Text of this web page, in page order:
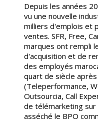
Depuis les années
vu une nouvelle
milliers d'emplois et
ventes. SFR, Free,
marques ont rempli
d'acquisition et de
des employés
quart de siècle
(Teleperformance,
Outsourcia, Call
de télémarketing
asséché le BPO